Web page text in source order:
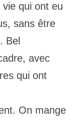
qui ont eu
sans être
Bel
avec
qui ont
On mange